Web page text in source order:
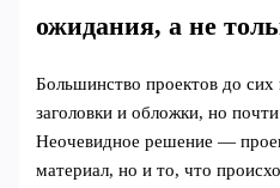
ожидания, а не
Большинство проектов до сих
заголовки и обложки, но
Неочевидное решение —
материал, но и то, что